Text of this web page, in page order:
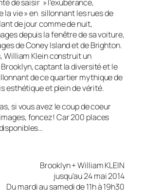
de saisir » l’exubérance,
la vie » en sillonnant les rues de
de jour comme de nuit,
depuis la fenêtre de sa voiture,
de Coney Island et de Brighton.
William Klein construit un
captant la diversité et le
de ce quartier mythique de
esthétique et plein de vérité.
si vous avez le coup de coeur
foncez! Car 200 places
Brooklyn + William KLEIN
jusqu’au 24 mai 2014
Du mardi au samedi de 11h à 19h30